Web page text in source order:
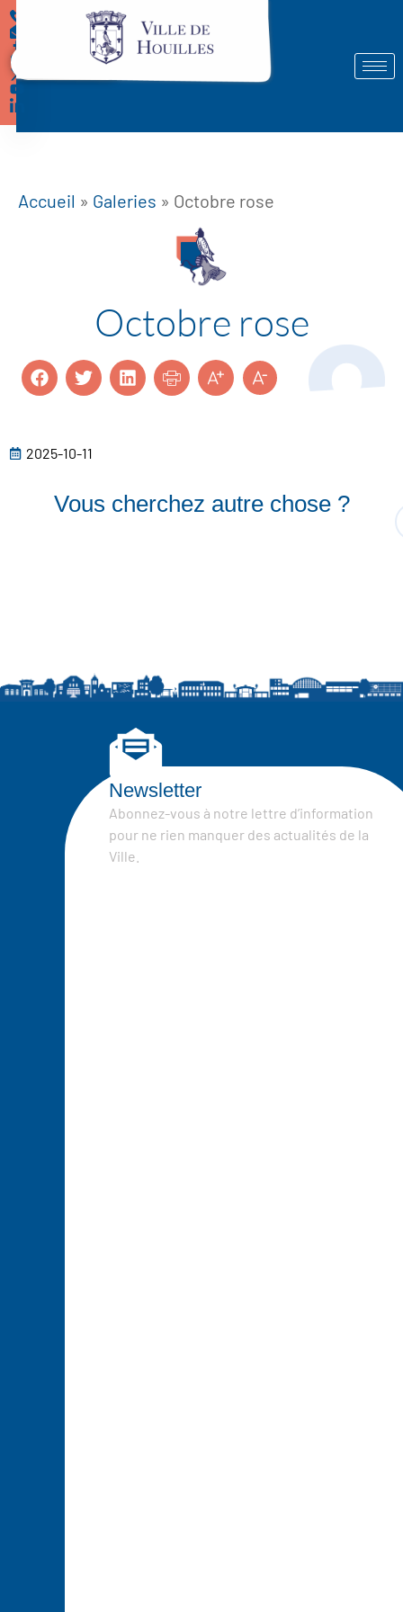
Démarches
Accueil » Galeries » Octobre rose
Octobre rose
2025-10-11
Vous cherchez autre chose ?
Newsletter
Abonnez-vous à notre lettre d’information
pour ne rien manquer des actualités de la
Ville.